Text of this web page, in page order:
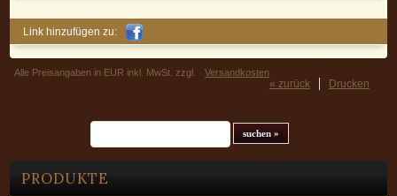
PRODUKTE
Link hinzufügen zu:
Alle Preisangaben in EUR inkl. MwSt. zzgl. Versandkosten
Drucken
« zurück